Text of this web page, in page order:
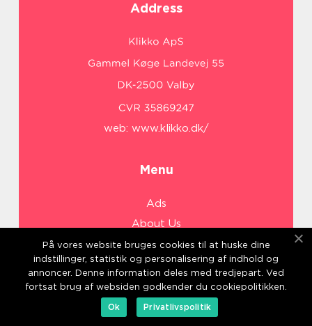
Address
web: www.klikko.dk/
Menu
Ads
About Us
Cookies
Contact
Sitemap
På vores website bruges cookies til at huske dine
indstillinger, statistik og personalisering af indhold og
annoncer. Denne information deles med tredjepart. Ved
fortsat brug af websiden godkender du cookiepolitikken.
Ok
Privatlivspolitik